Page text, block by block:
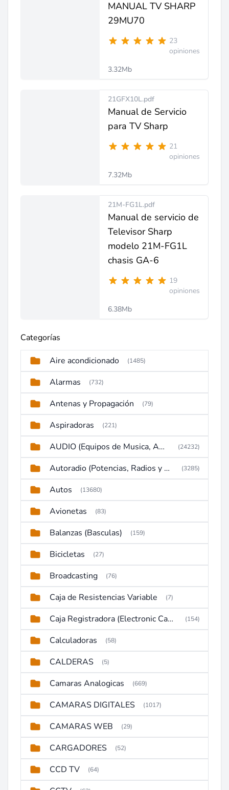
MANUAL TV SHARP
29MU70
23
opiniones
3.32Mb
21GFX10L.pdf
Manual de Servicio
para TV Sharp
21
opiniones
7.32Mb
21M-FG1L.pdf
Manual de servicio de
Televisor Sharp
modelo 21M-FG1L
chasis GA-6
19
opiniones
6.38Mb
Categorías
Aire acondicionado (1485)
Alarmas (732)
Antenas y Propagación (79)
Aspiradoras (221)
AUDIO (Equipos de Musica, Amplificadores, Reproductores, Etc) (24232)
Autoradio (Potencias, Radios y DVD) (3285)
Autos (13680)
Avionetas (83)
Balanzas (Basculas) (159)
Bicicletas (27)
Broadcasting (76)
Caja de Resistencias Variable (7)
Caja Registradora (Electronic Cash Register) (154)
Calculadoras (58)
CALDERAS (5)
Camaras Analogicas (669)
CAMARAS DIGITALES (1017)
CAMARAS WEB (29)
CARGADORES (52)
CCD TV (64)